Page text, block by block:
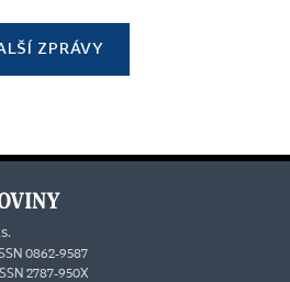
ZPRÁVY
0862-9587
2787-950X